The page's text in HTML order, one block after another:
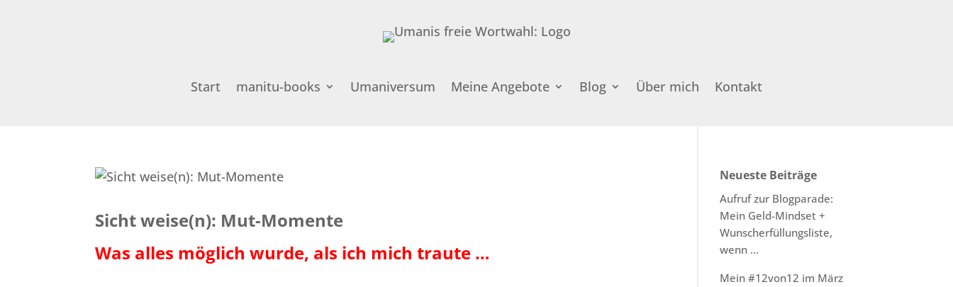
Start manitu-books Umaniversum Meine Angebote Blog Über mich Kontakt
Sicht weise(n): Mut-Momente
Was alles möglich wurde, als ich mich traute …
Neueste Beiträge
Aufruf zur Blogparade:
Mein Geld-Mindset +
Wunscherfüllungsliste,
wenn …
Mein #12von12 im März